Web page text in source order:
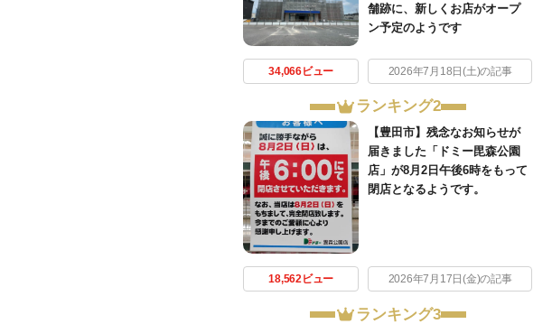
舗跡に、新しくお店がオープ
ン予定のようです
34,066ビュー 2026年7月18日(土)の記事
ランキング2
【豊田市】残念なお知らせが
届きました「ドミー毘森公園
店」が8月2日午後6時をもって
閉店となるようです。
18,562ビュー 2026年7月17日(金)の記事
ランキング3